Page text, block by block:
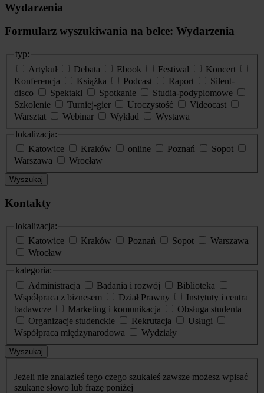
Wydarzenia
Formularz wyszukiwania na belce: Wydarzenia
typ:
Artykuł
Debata Ebook Festiwal
Koncert
Konferencja
Książka Podcast Raport
Silent-
disco
Spektakl Spotkanie
Studia-podyplomowe
Szkolenie
Turniej-gier Uroczystość
Videocast
Warsztat
Webinar Wykład
Wystawa
lokalizacja:
Katowice
Kraków online Poznań
Sopot
Warszawa
Wrocław
Wyszukaj
Kontakty
lokalizacja:
Katowice
Kraków Poznań Sopot
Warszawa
Wrocław
kategoria:
Administracja
Badania i rozwój
Biblioteka
Współpraca z biznesem
Dział Prawny
Instytuty i centra
badawcze
Marketing i komunikacja
Obsługa studenta
Organizacje studenckie
Rekrutacja
Usługi
Współpraca międzynarodowa
Wydziały
Wyszukaj
Jeżeli nie znalazłeś tego czego szukałeś zawsze możesz wpisać
szukane słowo lub frazę poniżej